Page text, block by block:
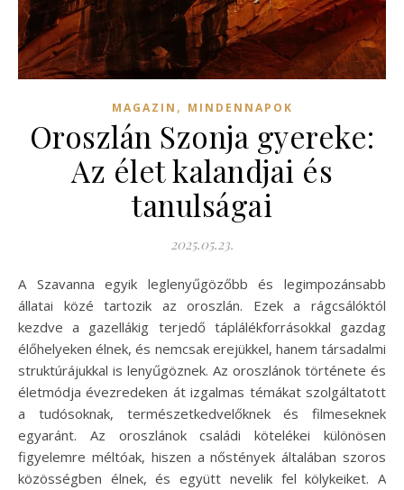
MAGAZIN , MINDENNAPOK
Oroszlán Szonja gyereke:
Az élet kalandjai és
tanulságai
2025.05.23.
A Szavanna egyik leglenyűgözőbb és legimpozánsabb
állatai közé tartozik az oroszlán. Ezek a rágcsálóktól
kezdve a gazellákig terjedő táplálékforrásokkal gazdag
élőhelyeken élnek, és nemcsak erejükkel, hanem társadalmi
struktúrájukkal is lenyűgöznek. Az oroszlánok története és
életmódja évezredeken át izgalmas témákat szolgáltatott
a tudósoknak, természetkedvelőknek és filmeseknek
egyaránt. Az oroszlánok családi kötelékei különösen
figyelemre méltóak, hiszen a nőstények általában szoros
közösségben élnek, és együtt nevelik fel kölykeiket. A